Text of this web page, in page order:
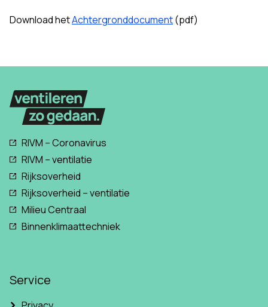
Download hetAchtergronddocument(pdf)
RIVM – Coronavirus
RIVM – ventilatie
Rijksoverheid
Rijksoverheid – ventilatie
Milieu Centraal
Binnenklimaattechniek
Service